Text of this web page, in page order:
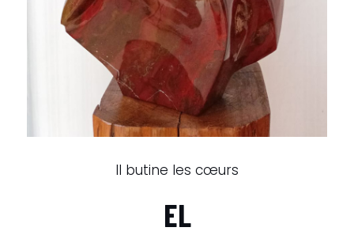
Il butine les cœurs
EL